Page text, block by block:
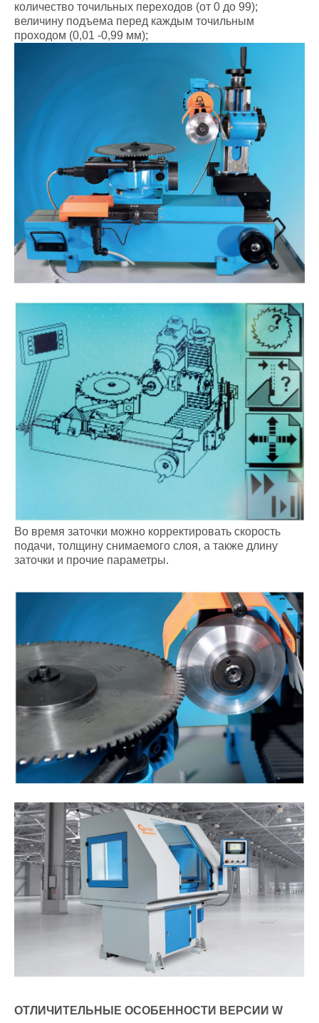
количество точильных переходов (от 0 до 99);
величину подъема перед каждым точильным
проходом (0,01 -0,99 мм);
Bo время заточки можно корректировать скорость
подачи, толщину снимаемого слоя, а также длину
заточки и прочие параметры.
OТЛИЧИТЕЛЬНЫЕ ОСОБЕННОСТИ ВЕРСИИ W